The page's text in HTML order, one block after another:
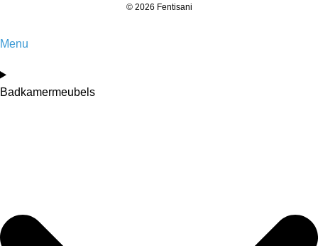
© 2026 Fentisani
Menu
Badkamermeubels